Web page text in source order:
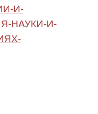
И-
НАУКИ-И-